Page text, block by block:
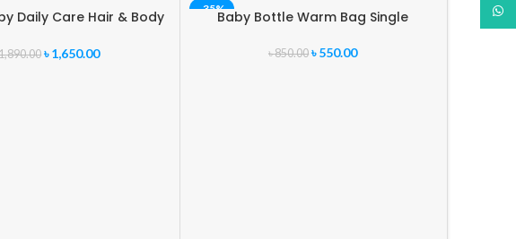
Daily Care Hair & Body
৳1,650.00
-35%Baby Bottle Warm Bag Single
৳850.00 ৳550.00